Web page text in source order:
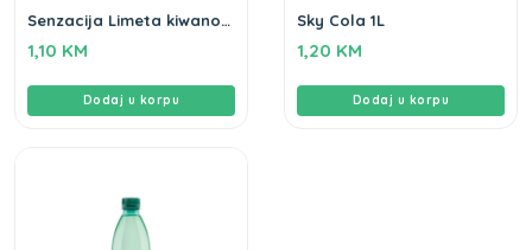
Senzacija Limeta kiwano
1,10 KM
Dodaj u korpu
Sky Cola 1L
1,20 KM
Dodaj u korpu